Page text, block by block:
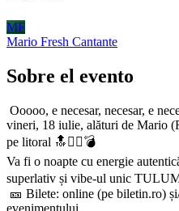
MF
Mario Fresh Cantante
Sobre el evento
Ooooo, e necesar, necesar, e
vineri, 18 iulie, alături de Mario
pe litoral 🔝❤️‍🔥💣
Va fi o noapte cu energie
superlativ și vibe-ul unic
🎫 Bilete: online (pe biletin.ro)
evenimentului